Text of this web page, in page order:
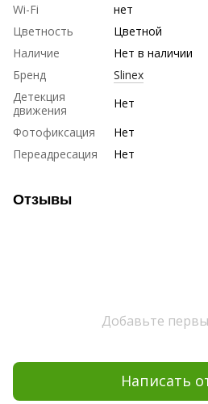
Wi-Fi
нет
Цветность
Цветной
Наличие
Нет в наличии
Бренд
Slinex
Детекция
движения
Нет
Фотофиксация
Нет
Переадресация
Нет
Отзывы
Добавьте
Написать